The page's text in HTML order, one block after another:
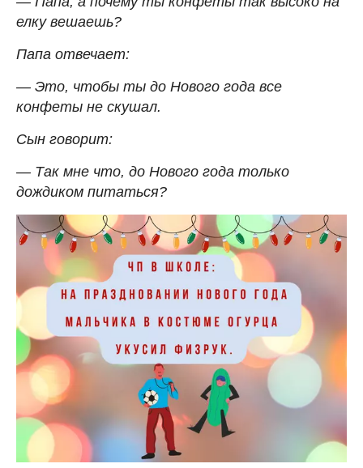
елку вешаешь?
Папа отвечает:
— Это, чтобы ты до Нового года все
конфеты не скушал.
Сын говорит:
— Так мне что, до Нового года только
дождиком питаться?